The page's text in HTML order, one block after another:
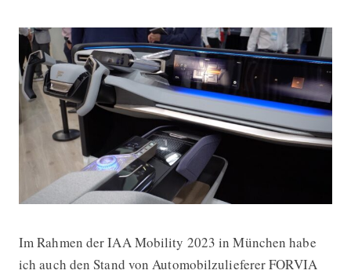
FORVIA zeigt auf der IAA 2023
Im Rahmen der IAA Mobility 2023 in München habe
ich auch den Stand von Automobilzulieferer FORVIA